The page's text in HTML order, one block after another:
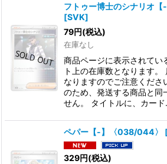
フトゥー博士のシナリオ
[SVK]
79円(税込)
在庫なし
商品ページに表示されてい
ト上の在庫数となります
なりますのでご注意くださ
のため、発送する商品と同
せん。 タイトルに、カー
ペパー【-】〈038/044〉
329円(税込)